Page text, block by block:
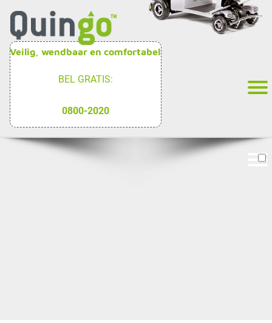
Veilig, wendbaar en comfortabel
BEL GRATIS:
0800-2020